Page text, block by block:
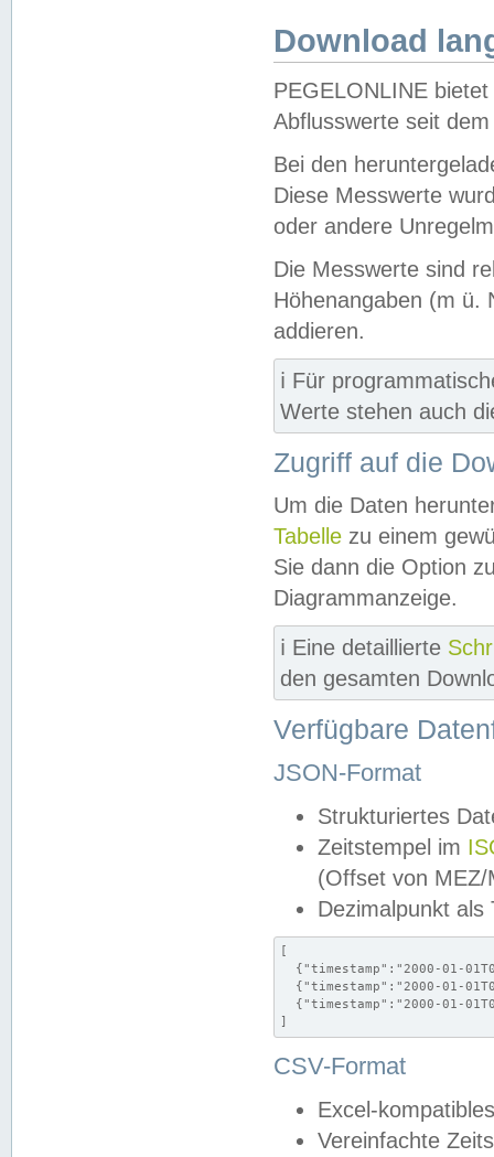
Download
PEGELONLINE
Abflusswerte seit
Bei den
Diese Messwerte
oder andere
Die Messwerte sind
Höhenangaben (m ü.
addieren.
ℹ️ Für
Werte stehen auch
Zugriff auf die
Um die Daten
Tabelle zu einem
Sie dann die Option
Diagrammanzeige.
ℹ️ Eine detaillierte
den gesamten
Verfügbare
JSON-Format
Strukturiertes
Zeitstempel im
(Offset von MEZ/
Dezimalpunkt als
[
{"timestamp":"2000-01-
{"timestamp":"2000-01-
{"timestamp":"2000-01-
]
CSV-Format
Excel-
Vereinfachte